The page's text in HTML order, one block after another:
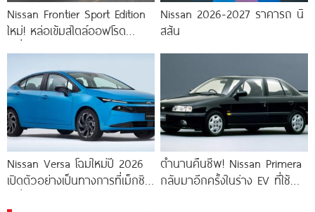
Nissan Frontier Sport Edition
ใหม่! หล่อเข้มสไตล์ออฟโรด
Nissan 2026-2027 ราคารถ นิ
สสัน
Nissan Versa โฉมใหม่ปี 2026
เปิดตัวอย่างเป็นทางการที่เม็กซิโก
ตำนานคืนชีพ! Nissan Primera
กลับมาอีกครั้งในร่าง EV ที่ใช้พื้น